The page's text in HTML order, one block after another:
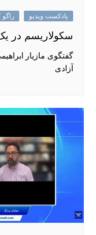
پادکست ویدیو راگو
سکولاریسم در
گفتگوی مازیار
آزادی